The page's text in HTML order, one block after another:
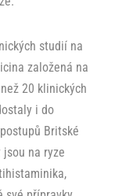
studií na
založená na
20 klinických
i do
Britské
na ryze